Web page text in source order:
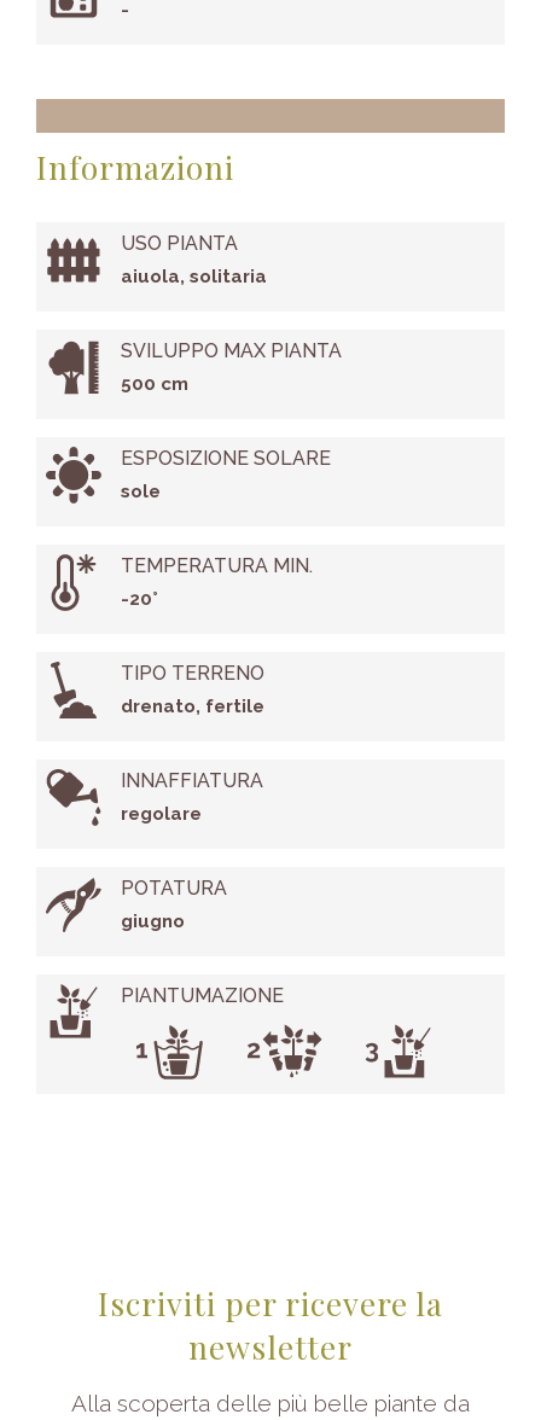
-
Informazioni
USO PIANTA
aiuola, solitaria
SVILUPPO MAX PIANTA
500 cm
ESPOSIZIONE SOLARE
sole
TEMPERATURA MIN.
-20°
TIPO TERRENO
drenato, fertile
INNAFFIATURA
regolare
POTATURA
giugno
PIANTUMAZIONE
Iscriviti per ricevere la
newsletter
Alla scoperta delle più belle piante da